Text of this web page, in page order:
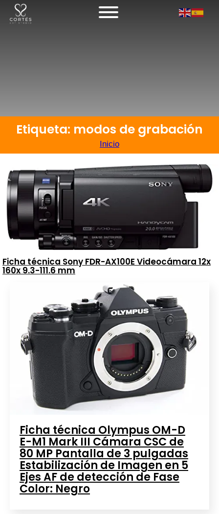
Etiqueta: modos de grabación
Inicio
Ficha técnica Sony FDR-AX100E Videocámara 12x
160x 9.3-111.6 mm
Ficha técnica Olympus OM-D
E-M1 Mark III Cámara CSC de
80 MP Pantalla de 3 pulgadas
Estabilización de Imagen en 5
Ejes AF de detección de Fase
Color: Negro